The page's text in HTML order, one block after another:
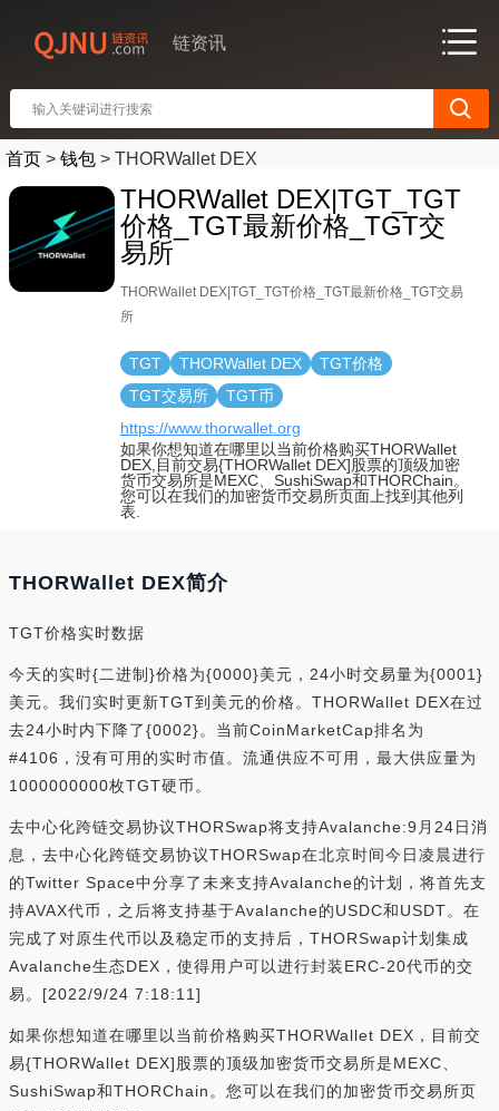
链资讯
首页 > 钱包 > THORWallet DEX
THORWallet DEX|TGT_TGT
价格_TGT最新价格_TGT交
易所
THORWallet DEX|TGT_TGT价格_TGT最新价格_TGT交易
所
TGT THORWallet DEX
TGT价格
TGT交易所
TGT币
https://www.thorwallet.org
如果你想知道在哪里以当前价格购买THORWallet
DEX,目前交易{THORWallet DEX]股票的顶级加密
货币交易所是MEXC、SushiSwap和THORChain。
您可以在我们的加密货币交易所页面上找到其他列
表.
THORWallet DEX简介
TGT价格实时数据
今天的实时{二进制}价格为{0000}美元，24小时交易量为{0001}
美元。我们实时更新TGT到美元的价格。THORWallet DEX在过
去24小时内下降了{0002}。当前CoinMarketCap排名为
#4106，没有可用的实时市值。流通供应不可用，最大供应量为
1000000000枚TGT硬币。
去中心化跨链交易协议THORSwap将支持Avalanche:9月24日消
息，去中心化跨链交易协议THORSwap在北京时间今日凌晨进行
的Twitter Space中分享了未来支持Avalanche的计划，将首先支
持AVAX代币，之后将支持基于Avalanche的USDC和USDT。在
完成了对原生代币以及稳定币的支持后，THORSwap计划集成
Avalanche生态DEX，使得用户可以进行封装ERC-20代币的交
易。[2022/9/24 7:18:11]
如果你想知道在哪里以当前价格购买THORWallet DEX，目前交
易{THORWallet DEX]股票的顶级加密货币交易所是MEXC、
SushiSwap和THORChain。您可以在我们的加密货币交易所页